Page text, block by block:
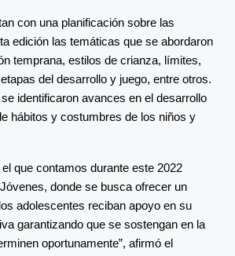
con una planificación sobre las
edición las temáticas que se abordaron
temprana, estilos de crianza, límites,
del desarrollo y juego, entre otros.
identificaron avances en el desarrollo
hábitos y costumbres de los niños y
que contamos durante este 2022
donde se busca ofrecer un
adolescentes reciban apoyo en su
garantizando que se sostengan en la
oportunamente”, afirmó el